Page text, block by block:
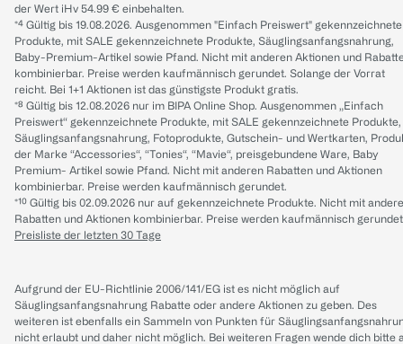
der Wert iHv 54.99 € einbehalten.
*⁴ Gültig bis 19.08.2026. Ausgenommen "Einfach Preiswert" gekennzeichnete
Produkte, mit SALE gekennzeichnete Produkte, Säuglingsanfangsnahrung,
Baby-Premium-Artikel sowie Pfand. Nicht mit anderen Aktionen und
kombinierbar. Preise werden kaufmännisch gerundet. Solange der Vorrat
reicht. Bei 1+1 Aktionen ist das günstigste Produkt gratis.
*⁸ Gültig bis 12.08.2026 nur im BIPA Online Shop. Ausgenommen „Einfach
Preiswert“ gekennzeichnete Produkte, mit SALE gekennzeichnete Produkte,
Säuglingsanfangsnahrung, Fotoprodukte, Gutschein- und Wertkarten,
der Marke “Accessories“, “Tonies“, “Mavie“, preisgebundene Ware, Baby
Premium- Artikel sowie Pfand. Nicht mit anderen Rabatten und Aktionen
kombinierbar. Preise werden kaufmännisch gerundet.
*¹⁰ Gültig bis 02.09.2026 nur auf gekennzeichnete Produkte. Nicht mit
Rabatten und Aktionen kombinierbar. Preise werden kaufmännisch
Preisliste der letzten 30 Tage
Aufgrund der EU-Richtlinie 2006/141/EG ist es nicht möglich auf
Säuglingsanfangsnahrung Rabatte oder andere Aktionen zu geben. Des
weiteren ist ebenfalls ein Sammeln von Punkten für
nicht erlaubt und daher nicht möglich. Bei weiteren Fragen wende dich bitte